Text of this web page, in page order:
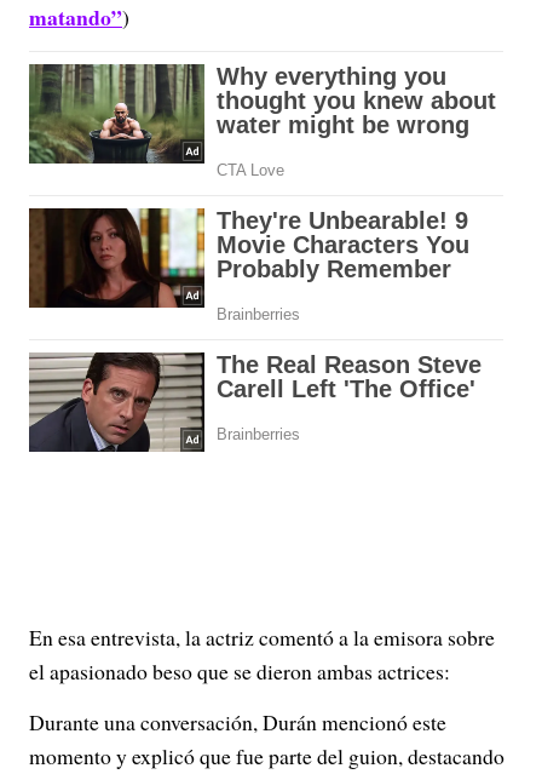
matando”)
En esa entrevista, la actriz comentó a la emisora sobre
el apasionado beso que se dieron ambas actrices:
Durante una conversación, Durán mencionó este
momento y explicó que fue parte del guion, destacando